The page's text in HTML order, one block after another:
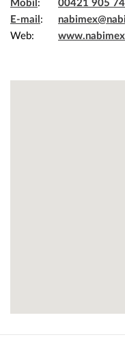
Mobil
00421 905
E-mail
Web